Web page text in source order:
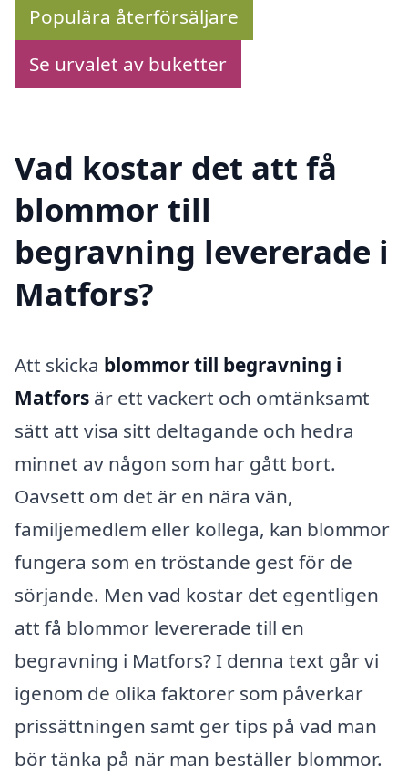
Populära återförsäljare
Se urvalet av buketter
Vad kostar det att få
blommor till
begravning levererade i
Matfors?
Att skicka blommor till begravning i
Matfors är ett vackert och omtänksamt
sätt att visa sitt deltagande och hedra
minnet av någon som har gått bort.
Oavsett om det är en nära vän,
familjemedlem eller kollega, kan blommor
fungera som en tröstande gest för de
sörjande. Men vad kostar det egentligen
att få blommor levererade till en
begravning i Matfors? I denna text går vi
igenom de olika faktorer som påverkar
prissättningen samt ger tips på vad man
bör tänka på när man beställer blommor.